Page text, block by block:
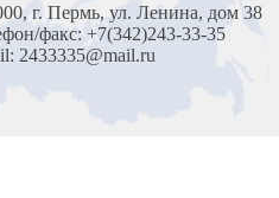
г. Пермь, ул. Ленина, дом 38
факс: +7(342)243-33-35
2433335@mail.ru